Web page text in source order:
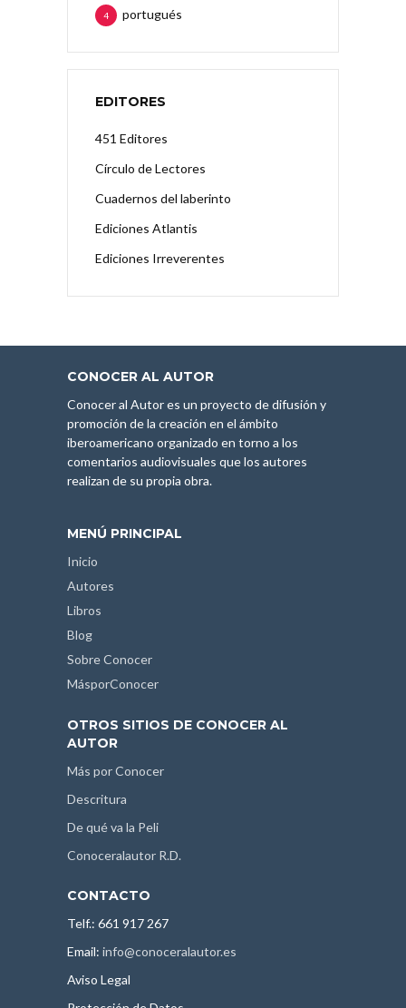
portugués
4
EDITORES
451 Editores
Círculo de Lectores
Cuadernos del laberinto
Ediciones Atlantis
Ediciones Irreverentes
CONOCER AL AUTOR
Conocer al Autor es un proyecto de difusión y
promoción de la creación en el ámbito
iberoamericano organizado en torno a los
comentarios audiovisuales que los autores
realizan de su propia obra.
MENÚ PRINCIPAL
Inicio
Autores
Libros
Blog
Sobre Conocer
MásporConocer
OTROS SITIOS DE CONOCER AL
AUTOR
Más por Conocer
Descritura
De qué va la Peli
Conoceralautor R.D.
CONTACTO
Telf.: 661 917 267
Email: info@conoceralautor.es
Aviso Legal